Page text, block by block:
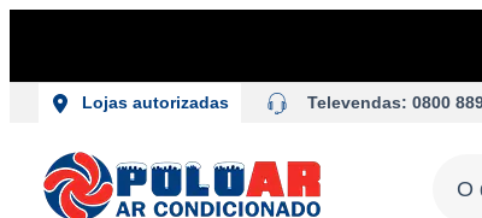
Lojas autorizadas Televendas: 0800